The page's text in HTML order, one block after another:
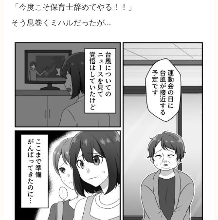
「今度こそ保育士辞めてやる！！」
そう息巻くミハルだったが…